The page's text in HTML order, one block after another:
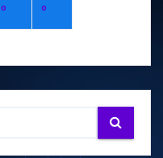
°
°